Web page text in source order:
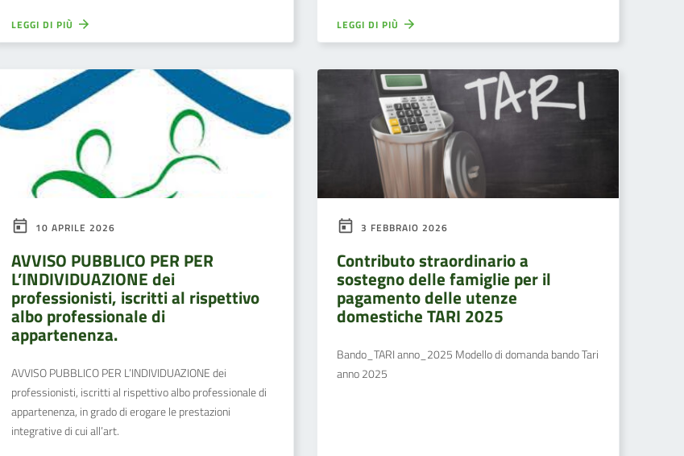
LEGGI DI PIÙ LEGGI DI PIÙ
10 APRILE 2026
AVVISO PUBBLICO PER PER
L’INDIVIDUAZIONE dei
professionisti, iscritti al rispettivo
albo professionale di
appartenenza.
AVVISO PUBBLICO PER L’INDIVIDUAZIONE dei
professionisti, iscritti al rispettivo albo professionale di
appartenenza, in grado di erogare le prestazioni
integrative di cui all’art.
3 FEBBRAIO 2026
Contributo straordinario a
sostegno delle famiglie per il
pagamento delle utenze
domestiche TARI 2025
Bando_TARI anno_2025 Modello di domanda bando Tari
anno 2025